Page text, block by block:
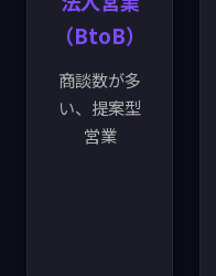
（BtoB）
商談数が多
い、提案型
営業